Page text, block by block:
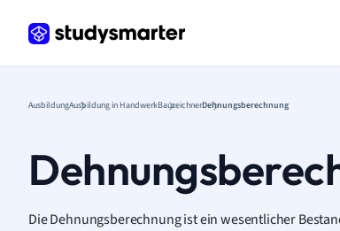
AusbildungAusbildung in HandwerkBauzeichnerDehnungsberechnung
Die Dehnungsberechnung ist ein wesentlicher